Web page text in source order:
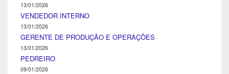
13/01/2026
VENDEDOR INTERNO
13/01/2026
GERENTE DE PRODUÇÃO E OPERAÇÕES
13/01/2026
PEDREIRO
09/01/2026